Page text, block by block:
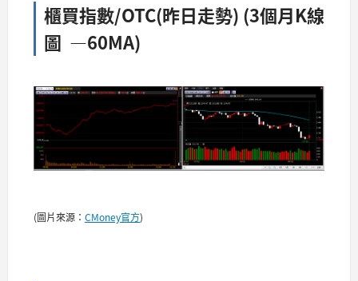
櫃買指數/OTC(昨日走勢) (3個月K線
圖 —60MA)
(圖片來源： CMoney官方)